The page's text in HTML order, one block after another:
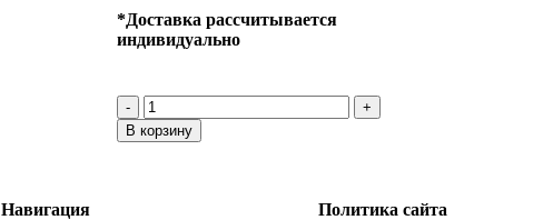
*Доставка рассчитывается
индивидуально
В корзину
Навигация Политика сайта